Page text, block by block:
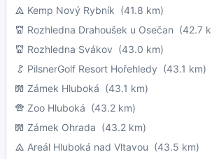
Kemp Nový Rybník (41.8 km)
Rozhledna Drahoušek u Osečan (42.7
Rozhledna Svákov (43.0 km)
PilsnerGolf Resort Hořehledy (43.1 km)
Zámek Hluboká (43.1 km)
Zoo Hluboká (43.2 km)
Zámek Ohrada (43.2 km)
Areál Hluboká nad Vltavou (43.5 km)